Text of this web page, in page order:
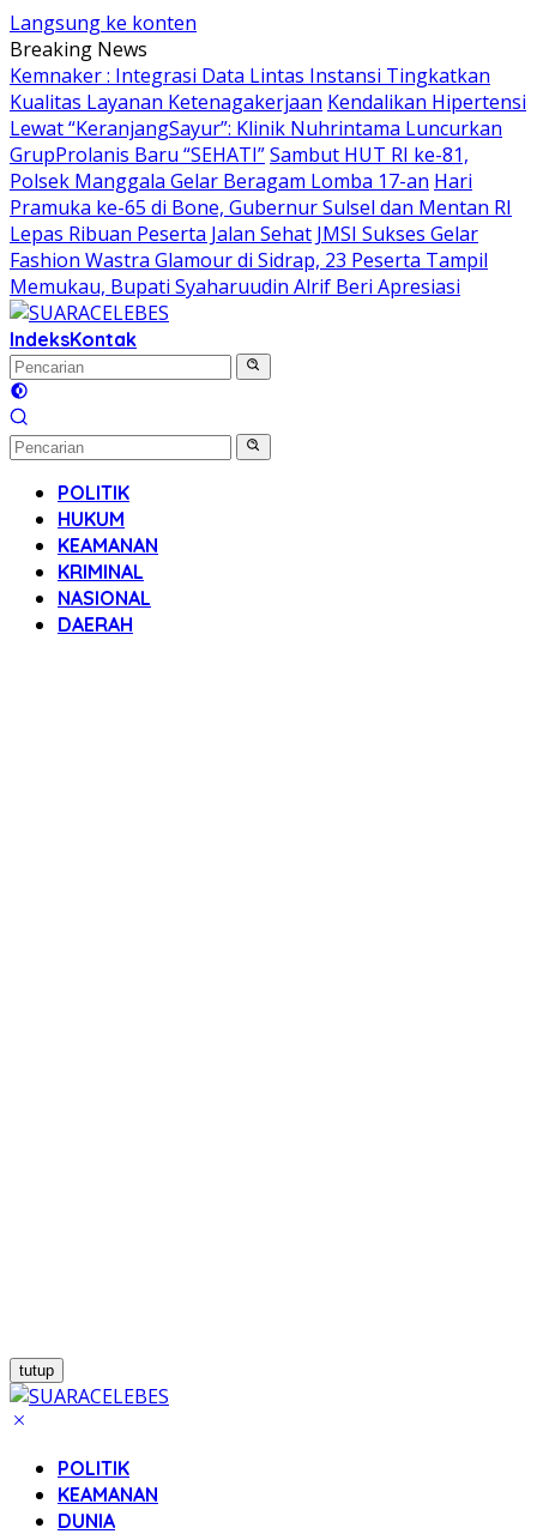
Langsung ke konten
Breaking News
Kemnaker : Integrasi Data Lintas Instansi Tingkatkan
Kualitas Layanan Ketenagakerjaan Kendalikan Hipertensi
Lewat “KeranjangSayur”: Klinik Nuhrintama Luncurkan
GrupProlanis Baru “SEHATI”Sambut HUT RI ke-81,
Polsek Manggala Gelar Beragam Lomba 17-an Hari
Pramuka ke-65 di Bone, Gubernur Sulsel dan Mentan RI
Lepas Ribuan Peserta Jalan Sehat JMSI Sukses Gelar
Fashion Wastra Glamour di Sidrap, 23 Peserta Tampil
Memukau, Bupati Syaharuudin Alrif Beri Apresiasi
IndeksKontak
POLITIK
HUKUM
KEAMANAN
KRIMINAL
NASIONAL
DAERAH
tutup
POLITIK
KEAMANAN
DUNIA